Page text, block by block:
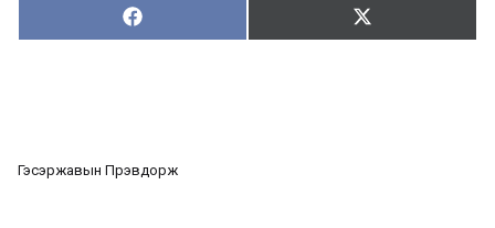
Хуваалцах:
Х
у
х
Түгээх:
Т
Гэсэржавын Пүрэвдорж